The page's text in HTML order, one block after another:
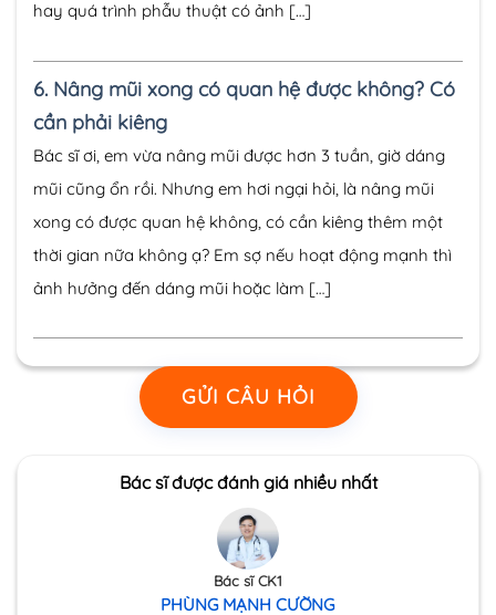
hay quá trình phẫu thuật có ảnh […]
6. Nâng mũi xong có quan hệ được không? Có
cần phải kiêng
Bác sĩ ơi, em vừa nâng mũi được hơn 3 tuần, giờ dáng
mũi cũng ổn rồi. Nhưng em hơi ngại hỏi, là nâng mũi
xong có được quan hệ không, có cần kiêng thêm một
thời gian nữa không ạ? Em sợ nếu hoạt động mạnh thì
ảnh hưởng đến dáng mũi hoặc làm […]
GỬI CÂU HỎI
Bác sĩ được đánh giá nhiều nhất
Bác sĩ CK1
PHÙNG MẠNH CƯỜNG